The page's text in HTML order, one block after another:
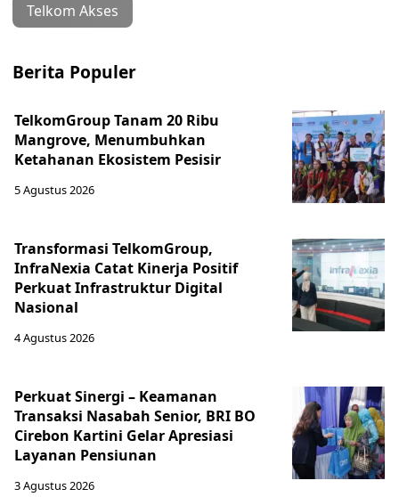
Telkom Akses
Berita Populer
TelkomGroup Tanam 20 Ribu
Mangrove, Menumbuhkan
Ketahanan Ekosistem Pesisir
5 Agustus 2026
Transformasi TelkomGroup,
InfraNexia Catat Kinerja Positif
Perkuat Infrastruktur Digital
Nasional
4 Agustus 2026
Perkuat Sinergi – Keamanan
Transaksi Nasabah Senior, BRI BO
Cirebon Kartini Gelar Apresiasi
Layanan Pensiunan
3 Agustus 2026